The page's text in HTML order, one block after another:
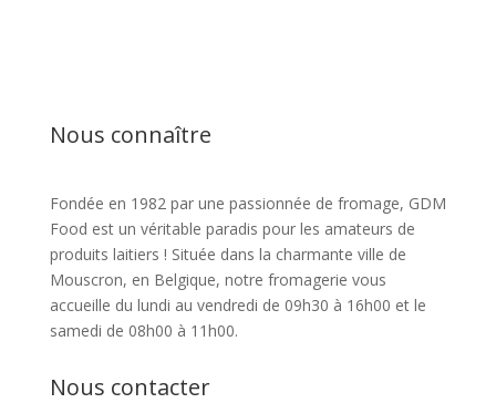
Nous connaître
Fondée en 1982 par une passionnée de fromage, GDM
Food est un véritable paradis pour les amateurs de
produits laitiers ! Située dans la charmante ville de
Mouscron, en Belgique, notre fromagerie vous
accueille du lundi au vendredi de 09h30 à 16h00 et le
samedi de 08h00 à 11h00.
Nous contacter